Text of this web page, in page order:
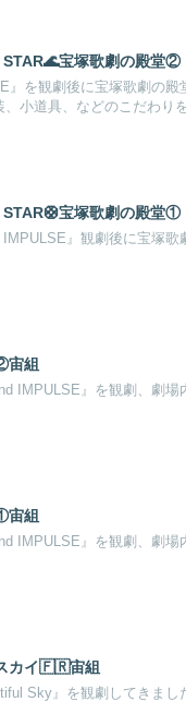
STAR🌊宝塚歌劇の殿堂②
』を観劇後に宝塚歌劇の殿
小道具、などのこだわり
STAR🛟宝塚歌劇の殿堂①
』観劇後に宝塚
宙組
IMPULSE』を観劇、劇場
宙組
IMPULSE』を観劇、劇場
カイ🇫🇷宙組
Sky』を観劇してきま